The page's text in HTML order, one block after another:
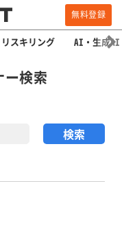
無料登録
リスキリング AI・生成AI
ー検索